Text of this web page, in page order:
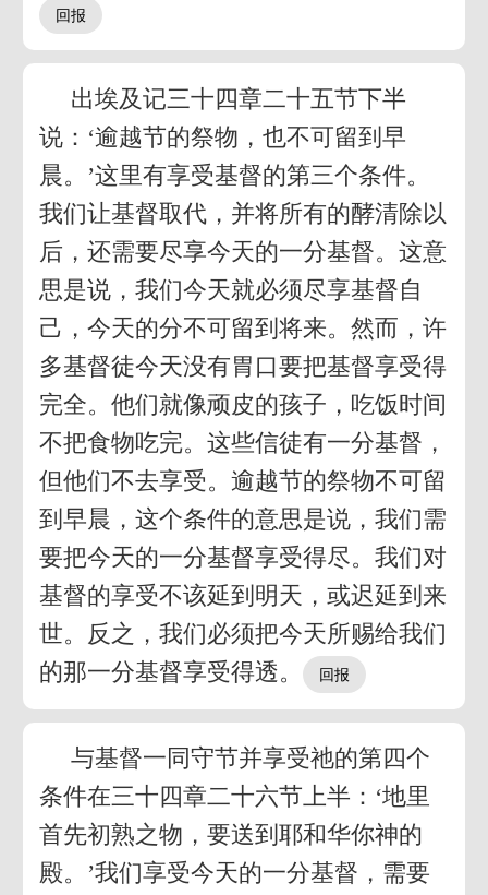
出埃及记三十四章二十五节下半
说：‘逾越节的祭物，也不可留到早
晨。’这里有享受基督的第三个条件。
我们让基督取代，并将所有的酵清除以
后，还需要尽享今天的一分基督。这意
思是说，我们今天就必须尽享基督自
己，今天的分不可留到将来。然而，许
多基督徒今天没有胃口要把基督享受得
完全。他们就像顽皮的孩子，吃饭时间
不把食物吃完。这些信徒有一分基督，
但他们不去享受。逾越节的祭物不可留
到早晨，这个条件的意思是说，我们需
要把今天的一分基督享受得尽。我们对
基督的享受不该延到明天，或迟延到来
世。反之，我们必须把今天所赐给我们
的那一分基督享受得透。
与基督一同守节并享受祂的第四个
条件在三十四章二十六节上半：‘地里
首先初熟之物，要送到耶和华你神的
殿。’我们享受今天的一分基督，需要